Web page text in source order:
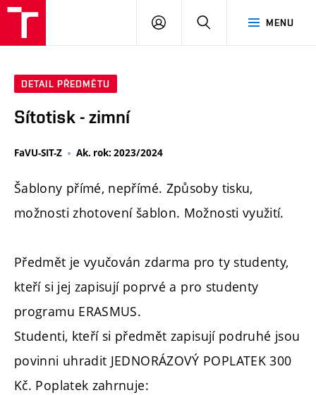
MENU
PŘIHLÁSIT
DETAIL PŘEDMĚTU
Sítotisk - zimní
FaVU-SIT-Z Ak. rok: 2023/2024
Šablony přímé, nepřímé. Způsoby tisku,
možnosti zhotovení šablon. Možnosti využití.
Předmět je vyučován zdarma pro ty studenty,
kteří si jej zapisují poprvé a pro studenty
programu ERASMUS.
Studenti, kteří si předmět zapisují podruhé jsou
povinni uhradit JEDNORÁZOVÝ POPLATEK 300
Kč. Poplatek zahrnuje: